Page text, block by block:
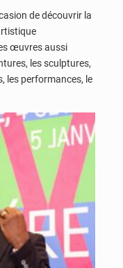
de découvrir la
œuvres aussi
les sculptures,
les performances, le